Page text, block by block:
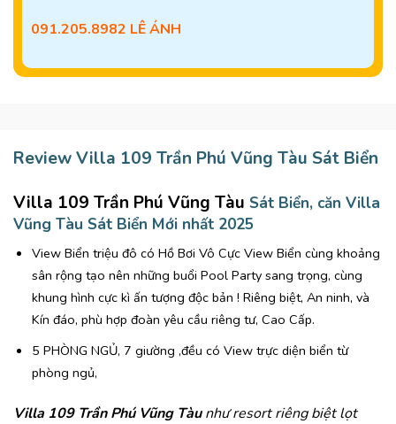
091.205.8982 LÊ ÁNH
Review Villa 109 Trần Phú Vũng Tàu Sát Biển
Villa 109 Trần Phú Vũng Tàu Sát Biển, căn Villa
Vũng Tàu Sát Biển Mới nhất 2025
View Biển triệu đô có Hồ Bơi Vô Cực View Biển cùng khoảng
sân rộng tạo nên những buổi Pool Party sang trọng, cùng
khung hình cực kì ấn tượng độc bản ! Riêng biệt, An ninh, và
Kín đáo, phù hợp đoàn yêu cầu riêng tư, Cao Cấp.
5 PHÒNG NGỦ, 7 giường ,đều có View trực diện biển từ
phòng ngủ,
Villa 109 Trần Phú Vũng Tàunhư resort riêng biệt lọt